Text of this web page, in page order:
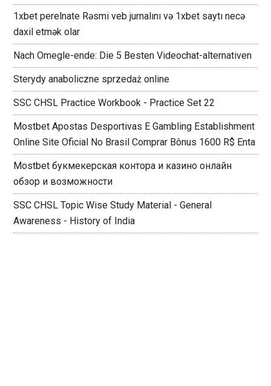
1xbet perelnate Rəsmi veb jurnalını və 1xbet saytı necə
daxil etmək olar
Nach Omegle-ende: Die 5 Besten Videochat-alternativen
Sterydy anaboliczne sprzedaż online
SSC CHSL Practice Workbook - Practice Set 22
Mostbet Apostas Desportivas E Gambling Establishment
Online Site Oficial No Brasil Comprar Bônus 1600 R$ Enta
Mostbet букмекерская контора и казино онлайн
обзор и возможности
SSC CHSL Topic Wise Study Material - General
Awareness - History of India